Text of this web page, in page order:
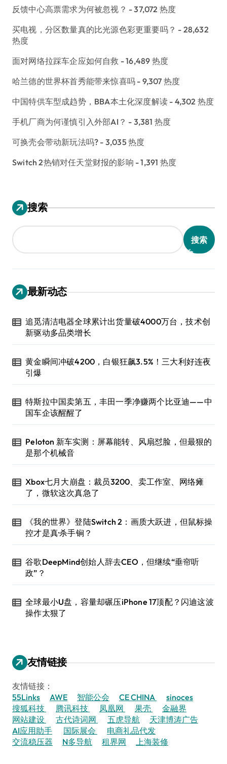
反馈中心高票需求为何被忽视？ - 37,072 热度
买电视，分区数量真的比光源色彩更重要吗？ - 28,632
热度
面对网络拉踩车企应如何自救 - 16,489 热度
哈兰德的世界杯首秀能带来惊喜吗 - 9,307 热度
中国特供车型成趋势，BBA本土化深度解读 - 4,302 热度
手机厂商为何谨慎引入外部AI？ - 3,381 热度
可换壳会带动新玩法吗? - 3,035 热度
Switch 2热销对任天堂财报的影响 - 1,391 热度
搜索
搜索
最新动态
追觅清洁电器全球累计出货量破4000万台，技术创
新驱动多品类增长
黄金瞬间冲破4200，白银狂飙3.5%！三大利好连夜
引爆
特斯拉中国卖第五，丰田一季净赚两个比亚迪——中
国车企该醒醒了
Peloton 新车实测：屏幕能转、风扇怼脸，但最狠的
是那个机械音
Xbox七月大崩盘：裁员3200、卖工作室、网络瘫
了，微软这次真急了
《我的世界》登陆Switch 2：画质大跃进，但鼠标操
控才是真·杀手锏？
谷歌DeepMind创始人辞去CEO，但继续“垂帘听
政”？
全球最小U盘，容量却碾压iPhone 17顶配？闪迪这波
操作太狠了
友情链接
友情链接：
55Links
AWE 智能公会 CE CHINA
sinoces
搜狐科技
腾讯科技 凤凰网 果壳
金融界
网站建设
古代诗词网 五虎导航
天津博涛广告
AI应用助手
国际展会
电商礼品代发
交流稳压器
N多导航 租界网 上海装修